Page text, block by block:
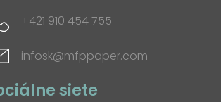
+421 910 454 755
infosk@mfppaper.com
siete